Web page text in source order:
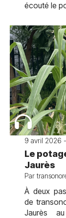
écouté le
9 avril 2026
Le
Jaurès
Par
À deux
de
Jaurès